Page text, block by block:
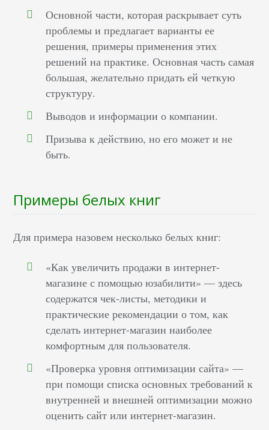
Основной части, которая раскрывает суть
проблемы и предлагает варианты ее
решения, примеры применения этих
решений на практике. Основная часть самая
большая, желательно придать ей четкую
структуру.
Выводов и информации о компании.
Призыва к действию, но его может и не
быть.
Примеры белых книг
Для примера назовем несколько белых книг:
«Как увеличить продажи в интернет-
магазине с помощью юзабилити» — здесь
содержатся чек-листы, методики и
практические рекомендации о том, как
сделать интернет-магазин наиболее
комфортным для пользователя.
«Проверка уровня оптимизации сайта» —
при помощи списка основных требований к
внутренней и внешней оптимизации можно
оценить сайт или интернет-магазин.